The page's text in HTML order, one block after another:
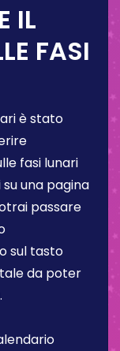
IL
FASI
è stato
fasi lunari
una pagina
passare
sul tasto
da poter